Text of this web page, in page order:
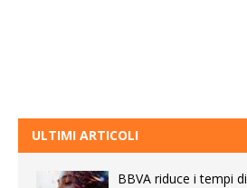
ULTIMI ARTICOLI
BBVA riduce i tempi di